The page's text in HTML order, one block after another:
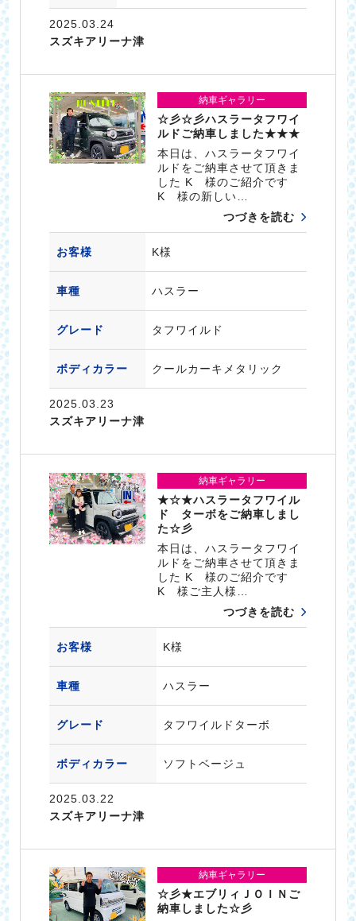
2025.03.24
スズキアリーナ津
納車ギャラリー
☆彡☆彡ハスラータフワイ
ルドご納車しました★★★
本日は、ハスラータフワイ
ルドをご納車させて頂きま
した K 様のご紹介です
K 様の新しい…
つづきを読む
お客様 K様
車種 ハスラー
グレード タフワイルド
ボディカラー クールカーキメタリック
2025.03.23
スズキアリーナ津
納車ギャラリー
★☆★ハスラータフワイル
ド ターボをご納車しまし
た☆彡
本日は、ハスラータフワイ
ルドをご納車させて頂きま
した K 様のご紹介です
K 様ご主人様…
つづきを読む
お客様 K様
車種 ハスラー
グレード タフワイルドターボ
ボディカラー ソフトベージュ
2025.03.22
スズキアリーナ津
納車ギャラリー
☆彡★エブリィＪＯＩＮご
納車しました☆彡